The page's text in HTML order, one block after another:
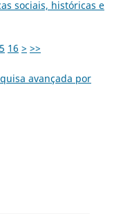
sociais, históricas e
16 > >>
avançada por